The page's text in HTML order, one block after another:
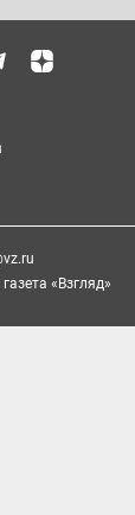
«Взгляд»